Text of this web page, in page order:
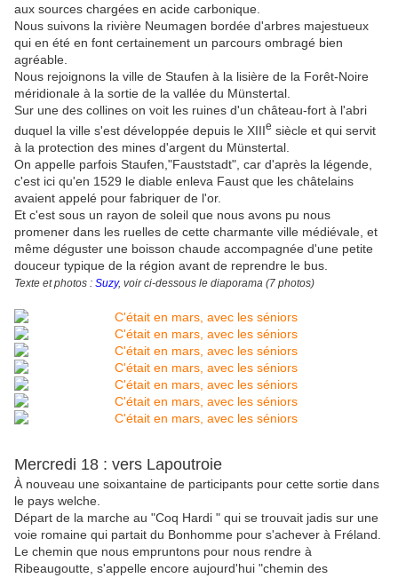
aux sources chargées en acide carbonique.
Nous suivons la rivière Neumagen bordée d'arbres majestueux
qui en été en font certainement un parcours ombragé bien
agréable.
Nous rejoignons la ville de Staufen à la lisière de la Forêt-Noire
méridionale à la sortie de la vallée du Münstertal.
Sur une des collines on voit les ruines d'un château-fort à l'abri
duquel la ville s'est développée depuis le XIIIe siècle et qui servit
à la protection des mines d'argent du Münstertal.
On appelle parfois Staufen,"Fauststadt", car d'après la légende,
c'est ici qu'en 1529 le diable enleva Faust que les châtelains
avaient appelé pour fabriquer de l'or.
Et c'est sous un rayon de soleil que nous avons pu nous
promener dans les ruelles de cette charmante ville médiévale, et
même déguster une boisson chaude accompagnée d'une petite
douceur typique de la région avant de reprendre le bus.
Texte et photos : Suzy, voir ci-dessous le diaporama (7 photos)
Mercredi 18 : vers Lapoutroie
À nouveau une soixantaine de participants pour cette sortie dans
le pays welche.
Départ de la marche au "Coq Hardi " qui se trouvait jadis sur une
voie romaine qui partait du Bonhomme pour s'achever à Fréland.
Le chemin que nous empruntons pour nous rendre à
Ribeaugoutte, s'appelle encore aujourd'hui "chemin des